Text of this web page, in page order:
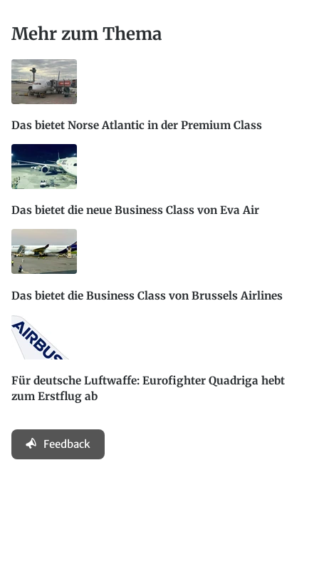
Mehr zum Thema
Das bietet Norse Atlantic in der Premium Class
Das bietet die neue Business Class von Eva Air
Das bietet die Business Class von Brussels Airlines
Für deutsche Luftwaffe: Eurofighter Quadriga hebt
zum Erstflug ab
Feedback